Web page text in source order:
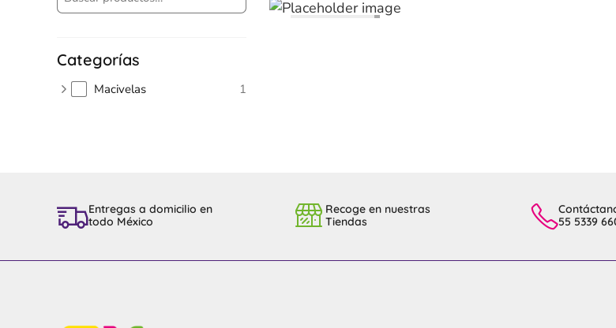
Categorías
Macivelas 1
Entregas a domicilio en
todo México
Recoge en nuestras
Tiendas
55 5339